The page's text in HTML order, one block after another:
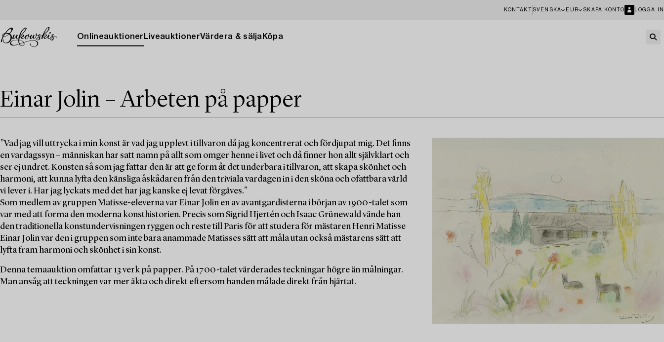
KONTAKT SVENSKA EUR SKAPA KONTO LOGGA IN
Onlineauktioner LiveauktionerVärdera & sälja Köpa
Einar Jolin – Arbeten på papper
”Vad jag vill uttrycka i min konst är vad jag upplevt i tillvaron då jag koncentrerat och fördjupat mig. Det finns
en vardagssyn – människan har satt namn på allt som omger henne i livet och då finner hon allt självklart och
ser ej undret. Konsten så som jag fattar den är att ge form åt det underbara i tillvaron, att skapa skönhet och
harmoni, att kunna lyfta den känsliga åskådaren från den triviala vardagen in i den sköna och ofattbara värld
vi lever i. Har jag lyckats med det har jag kanske ej levat förgäves.”
Som medlem av gruppen Matisse-eleverna var Einar Jolin en av avantgardisterna i början av 1900-talet som
var med att forma den moderna konsthistorien. Precis som Sigrid Hjertén och Isaac Grünewald vände han
den traditionella konstundervisningen ryggen och reste till Paris för att studera för mästaren Henri Matisse
Einar Jolin var den i gruppen som inte bara anammade Matisses sätt att måla utan också mästarens sätt att
lyfta fram harmoni och skönhet i sin konst.
Denna temaauktion omfattar 13 verk på papper. På 1700-talet värderades teckningar högre än målningar.
Man ansåg att teckningen var mer äkta och direkt eftersom handen målade direkt från hjärtat.